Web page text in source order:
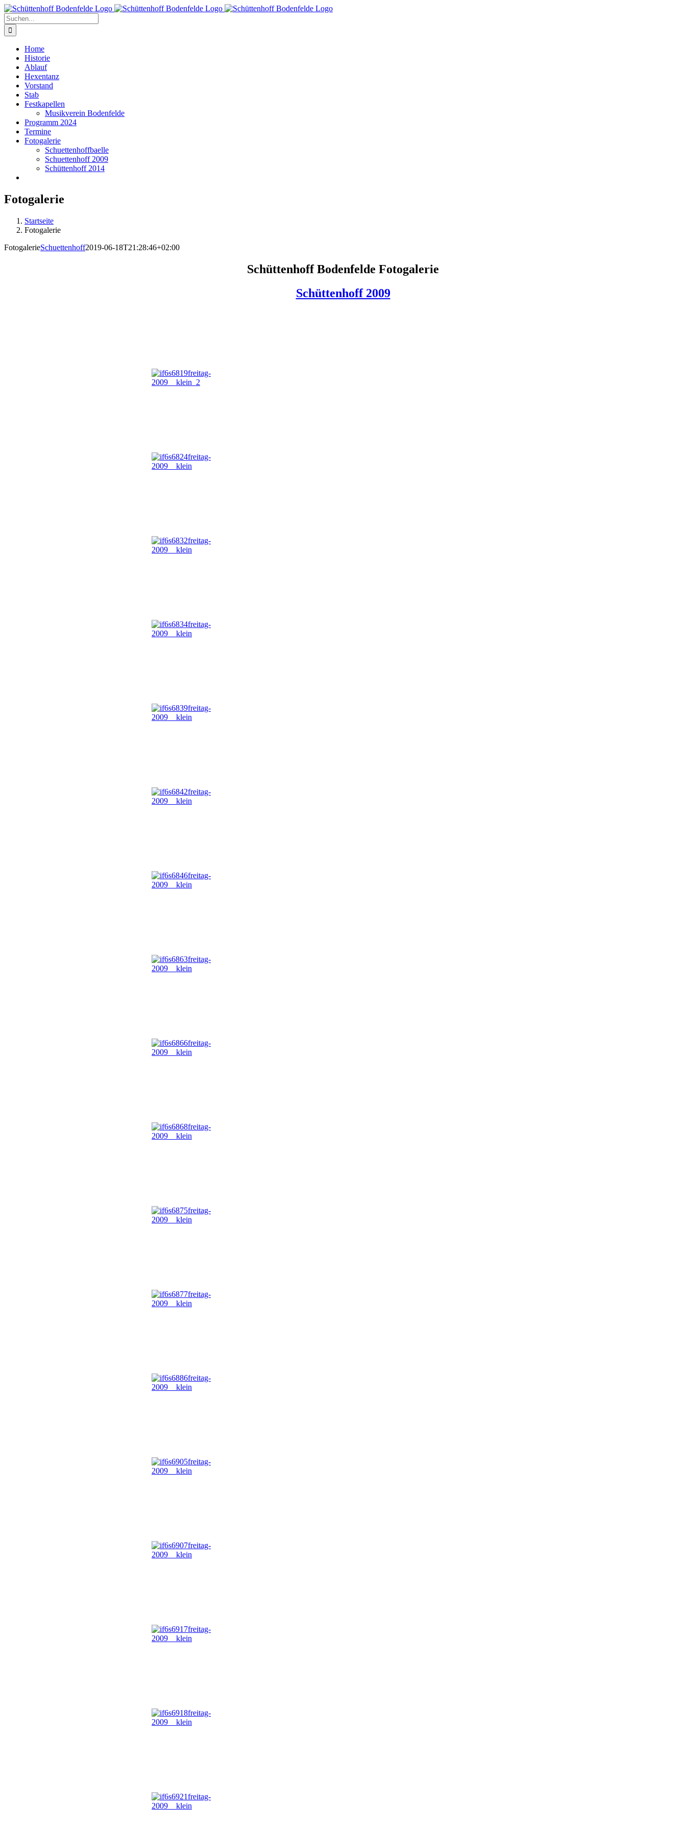
Zum
Inhalt
springen
Suche
nach:
Home
Historie
Ablauf
Hexentanz
Vorstand
Stab
Festkapellen
Musikverein Bodenfelde
Programm 2024
Termine
Fotogalerie
Schuettenhoffbaelle
Schuettenhoff 2009
Schüttenhoff 2014
Fotogalerie
Startseite
Fotogalerie
FotogalerieSchuettenhoff2019-06-18T21:28:46+02:00
Schüttenhoff Bodenfelde Fotogalerie
Schüttenhoff 2009